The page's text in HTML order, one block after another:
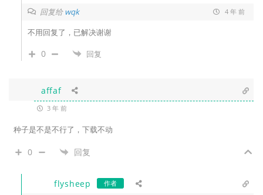
回复给 wqk 4 年 前
不用回复了，已解决谢谢
0 回复
affaf
3 年 前
种子是不是不行了，下载不动
0 回复
flysheep 作者